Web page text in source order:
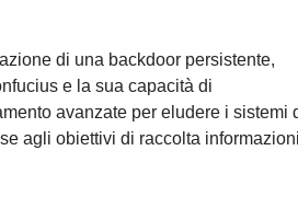
di una backdoor persistente,
e la sua capacità di
avanzate per eludere i sistemi
agli obiettivi di raccolta